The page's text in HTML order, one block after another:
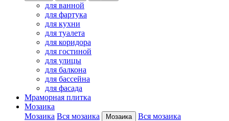
для ванной
для фартука
для кухни
для туалета
для коридора
для гостиной
для улицы
для балкона
для бассейна
для фасада
Мраморная плитка
Мозаика
Мозаика Вся мозаика Мозаика Вся мозаика